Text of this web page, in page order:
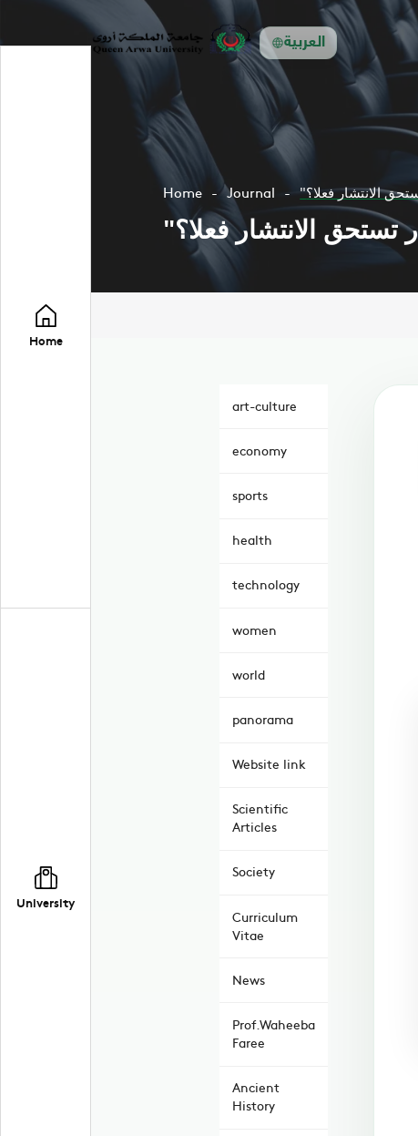
العربية
Home
University
Home Journal
art-culture
economy
sports
health
technology
women
world
panorama
Website link
Scientific
Articles
Society
Curriculum
Vitae
News
Prof.Waheeba
Faree
Ancient
History